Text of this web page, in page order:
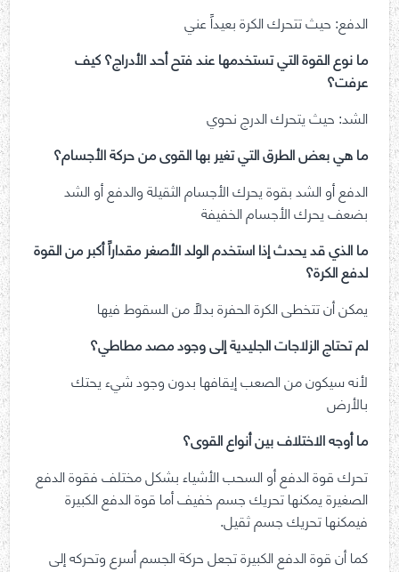
الدفع: حيث تتحرك الكرة بعيداً عني
ما نوع القوة التي تستخدمها عند فتح أحد الأدراج؟ كيف
عرفت؟
الشد: حيث يتحرك الدرج نحوي
ما هي بعض الطرق التي تغير بها القوى من حركة الأجسام؟
الدفع أو الشد بقوة يحرك الأجسام الثقيلة والدفع أو الشد
بضعف يحرك الأجسام الخفيفة
ما الذي قد يحدث إذا استخدم الولد الأصغر مقداراً أكبر من القوة
لدفع الكرة؟
يمكن أن تتخطى الكرة الحفرة بدلاً من السقوط فيها
لم تحتاج الزلاجات الجليدية إلى وجود مصد مطاطي؟
لأنه سيكون من الصعب إيقافها بدون وجود شيء يحتك
بالأرض
ما أوجه الاختلاف بين أنواع القوى؟
تحرك قوة الدفع أو السحب الأشياء بشكل مختلف فقوة الدفع
الصغيرة يمكنها تحريك جسم خفيف أما قوة الدفع الكبيرة
فيمكنها تحريك جسم ثقيل.
كما أن قوة الدفع الكبيرة تجعل حركة الجسم أسرع وتحركه إلى